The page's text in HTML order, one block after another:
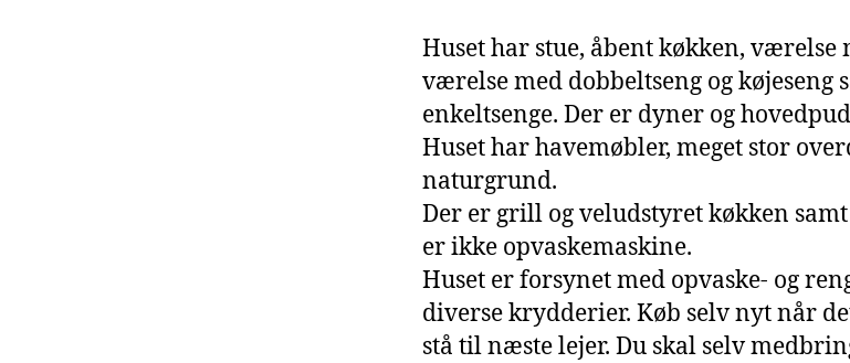
Huset har stue, åbent køkken, værelse
værelse med dobbeltseng og køjeseng
enkeltsenge. Der er dyner og
Huset har havemøbler, meget stor
naturgrund.
Der er grill og veludstyret køkken
er ikke opvaskemaskine.
Huset er forsynet med opvaske- og
diverse krydderier. Køb selv nyt når
stå til næste lejer. Du skal selv